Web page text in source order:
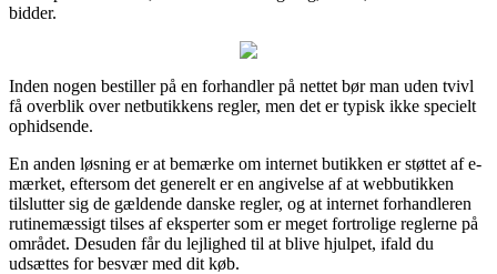
bidder.
Inden nogen bestiller på en forhandler på nettet bør man uden tvivl
få overblik over netbutikkens regler, men det er typisk ikke specielt
ophidsende.
En anden løsning er at bemærke om internet butikken er støttet af e-
mærket, eftersom det generelt er en angivelse af at webbutikken
tilslutter sig de gældende danske regler, og at internet forhandleren
rutinemæssigt tilses af eksperter som er meget fortrolige reglerne på
området. Desuden får du lejlighed til at blive hjulpet, ifald du
udsættes for besvær med dit køb.